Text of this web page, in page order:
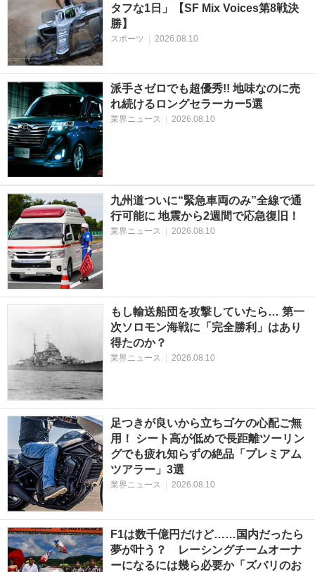
タフな1日」【SF Mix Voices第8戦決
勝】
スポーツ 2026.08.10
派手さゼロでも超優秀!! 地味なのに売
れ続けるロングセラーカー5選
業界ニュース 2026.08.10
九州道ついに“緊急車両のみ”全線で通
行可能に 地震から2週間で応急復旧！
業界ニュース 2026.08.10
もし輸送船団を攻撃していたら… 第一
次ソロモン海戦に「完全勝利」はあり
得たのか？
業界ニュース 2026.08.10
足つきが良いから立ちゴケの心配ご無
用！ シート高が低めで長距離ツーリン
グでも疲れ知らずの絶品「プレミアム
ツアラー」3選
業界ニュース 2026.08.10
F1は数千億円だけど……国内だったら
夢が叶う？ レーシングチームオーナ
ーになるには幾ら必要か「ズバリのお